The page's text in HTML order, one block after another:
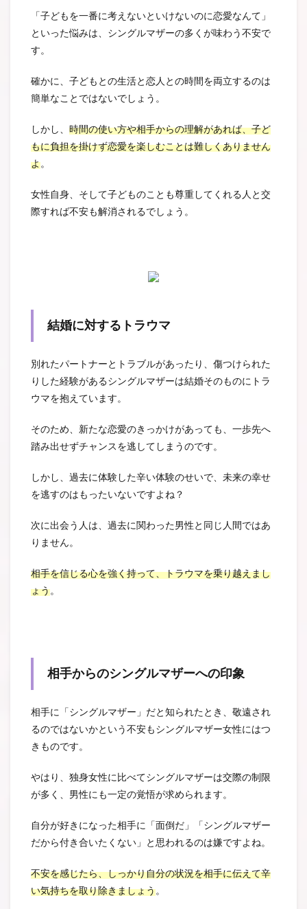
「子どもを一番に考えないといけないのに恋愛なんて」
といった悩みは、シングルマザーの多くが味わう不安で
す。
確かに、子どもとの生活と恋人との時間を両立するのは
簡単なことではないでしょう。
しかし、 時間の使い方や相手からの理解があれば、子ど
もに負担を掛けず恋愛を楽しむことは難しくありません
よ。
女性自身、そして子どものことも尊重してくれる人と交
際すれば不安も解消されるでしょう。
結婚に対するトラウマ
別れたパートナーとトラブルがあったり、傷つけられた
りした経験があるシングルマザーは結婚そのものにトラ
ウマを抱えています。
そのため、新たな恋愛のきっかけがあっても、一歩先へ
踏み出せずチャンスを逃してしまうのです。
しかし、過去に体験した辛い体験のせいで、未来の幸せ
を逃すのはもったいないですよね？
次に出会う人は、過去に関わった男性と同じ人間ではあ
りません。
相手を信じる心を強く持って、トラウマを乗り越えまし
ょう。
相手からのシングルマザーへの印象
相手に「シングルマザー」だと知られたとき、敬遠され
るのではないかという不安もシングルマザー女性にはつ
きものです。
やはり、独身女性に比べてシングルマザーは交際の制限
が多く、男性にも一定の覚悟が求められます。
自分が好きになった相手に「面倒だ」「シングルマザー
だから付き合いたくない」と思われるのは嫌ですよね。
不安を感じたら、しっかり自分の状況を相手に伝えて辛
い気持ちを取り除きましょう。